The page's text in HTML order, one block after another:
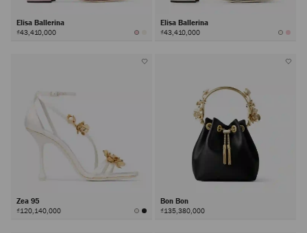
Elisa Ballerina
₫43,410,000
Elisa Ballerina
₫43,410,000
Zea 95
₫120,140,000
Bon Bon
₫135,380,000